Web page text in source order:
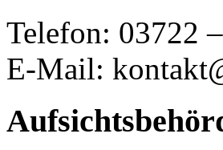
Telefon: 03722
E-Mail: